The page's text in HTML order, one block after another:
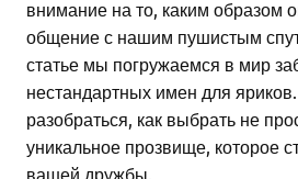
внимание на то, каким образом
общение с нашим пушистым
статье мы погружаемся в мир
нестандартных имен для
разобраться, как выбрать не
уникальное прозвище, которое
вашей дружбы.